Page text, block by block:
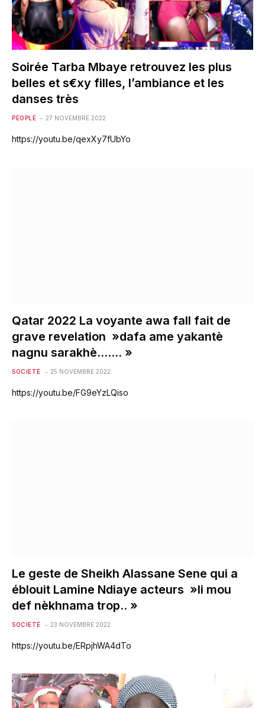
Soirée Tarba Mbaye retrouvez les plus
belles et s€xy filles, l’ambiance et les
danses très
PEOPLE 27 NOVEMBRE 2022
https://youtu.be/qexXy7fUbYo
Qatar 2022 La voyante awa fall fait de
grave revelation »dafa ame yakantè
nagnu sarakhè……. »
SOCIETÉ 25 NOVEMBRE 2022
https://youtu.be/FG9eYzLQiso
Le geste de Sheikh Alassane Sene qui a
éblouit Lamine Ndiaye acteurs »li mou
def nèkhnama trop.. »
SOCIETÉ 23 NOVEMBRE 2022
https://youtu.be/ERpjhWA4dTo